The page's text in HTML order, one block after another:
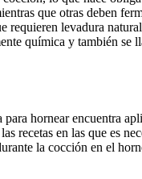
que otras deben
requieren levadura
química y también se
hornear encuentra
recetas en las que es
la cocción en el